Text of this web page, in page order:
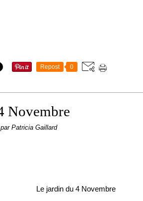
Repost 0
Novembre
par Patricia Gaillard
Le jardin du 4 Novembre